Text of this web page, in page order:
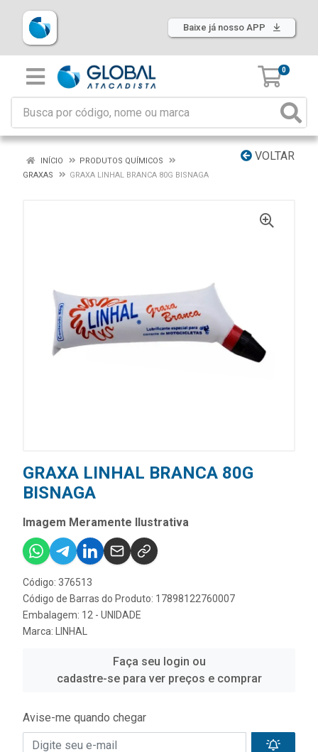
Baixe já nosso APP
0
VOLTAR
INÍCIO
PRODUTOS QUÍMICOS
GRAXAS
GRAXA LINHAL BRANCA 80G BISNAGA
GRAXA LINHAL BRANCA 80G
BISNAGA
Imagem Meramente Ilustrativa
Código: 376513
Código de Barras do Produto: 17898122760007
Embalagem: 12 - UNIDADE
Marca:
LINHAL
Faça seu login ou
cadastre-se para ver preços e comprar
Avise-me quando chegar